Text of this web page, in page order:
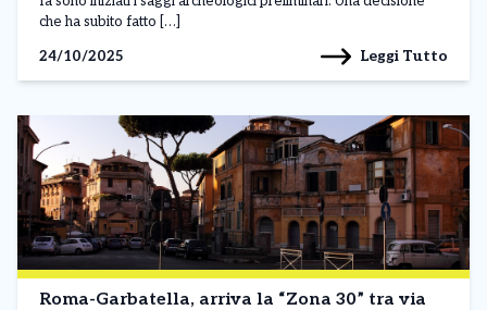
che ha subito fatto […]
24/10/2025
Leggi Tutto
Roma-Garbatella, arriva la “Zona 30” tra via